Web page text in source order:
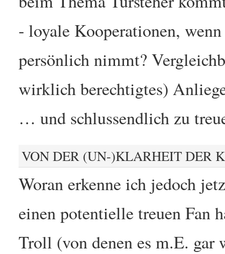
- loyale Kooperationen,
persönlich nimmt?
wirklich berechtigtes)
… und schlussendlich zu
VON DER (UN-)KLARHEIT DER
Woran erkenne ich jedoch
einen potentielle treuen Fan
Troll (von denen es m.E.